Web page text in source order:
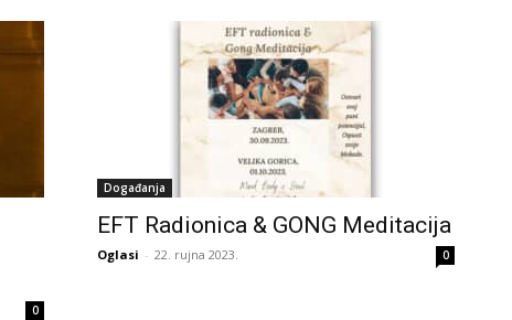
0
Događanja
EFT Radionica & GONG Meditacija
Oglasi - 22. rujna 2023. 0